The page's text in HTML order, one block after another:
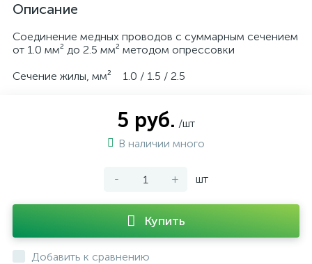
Описание
Cоединение медных проводов с суммарным сечением
от 1.0 мм² до 2.5 мм² методом опрессовки
Сечение жилы, мм² 1.0 / 1.5 / 2.5
5 руб. /шт
В наличии много
- + шт
Купить
Добавить к сравнению